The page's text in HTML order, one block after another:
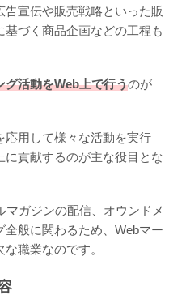
宣伝や販売戦略といった販
づく商品企画などの工程も
グ活動をWeb上で行うのが
応用して様々な活動を実行
に貢献するのが主な役目とな
マガジンの配信、オウンドメ
般に関わるため、Webマー
職業なのです。